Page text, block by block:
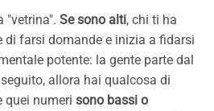
"vetrina". Se sono alti, chi ti ha
di farsi domande e inizia a fidarsi
potente: la gente parte dal
allora hai qualcosa di
quei numeri sono bassi o